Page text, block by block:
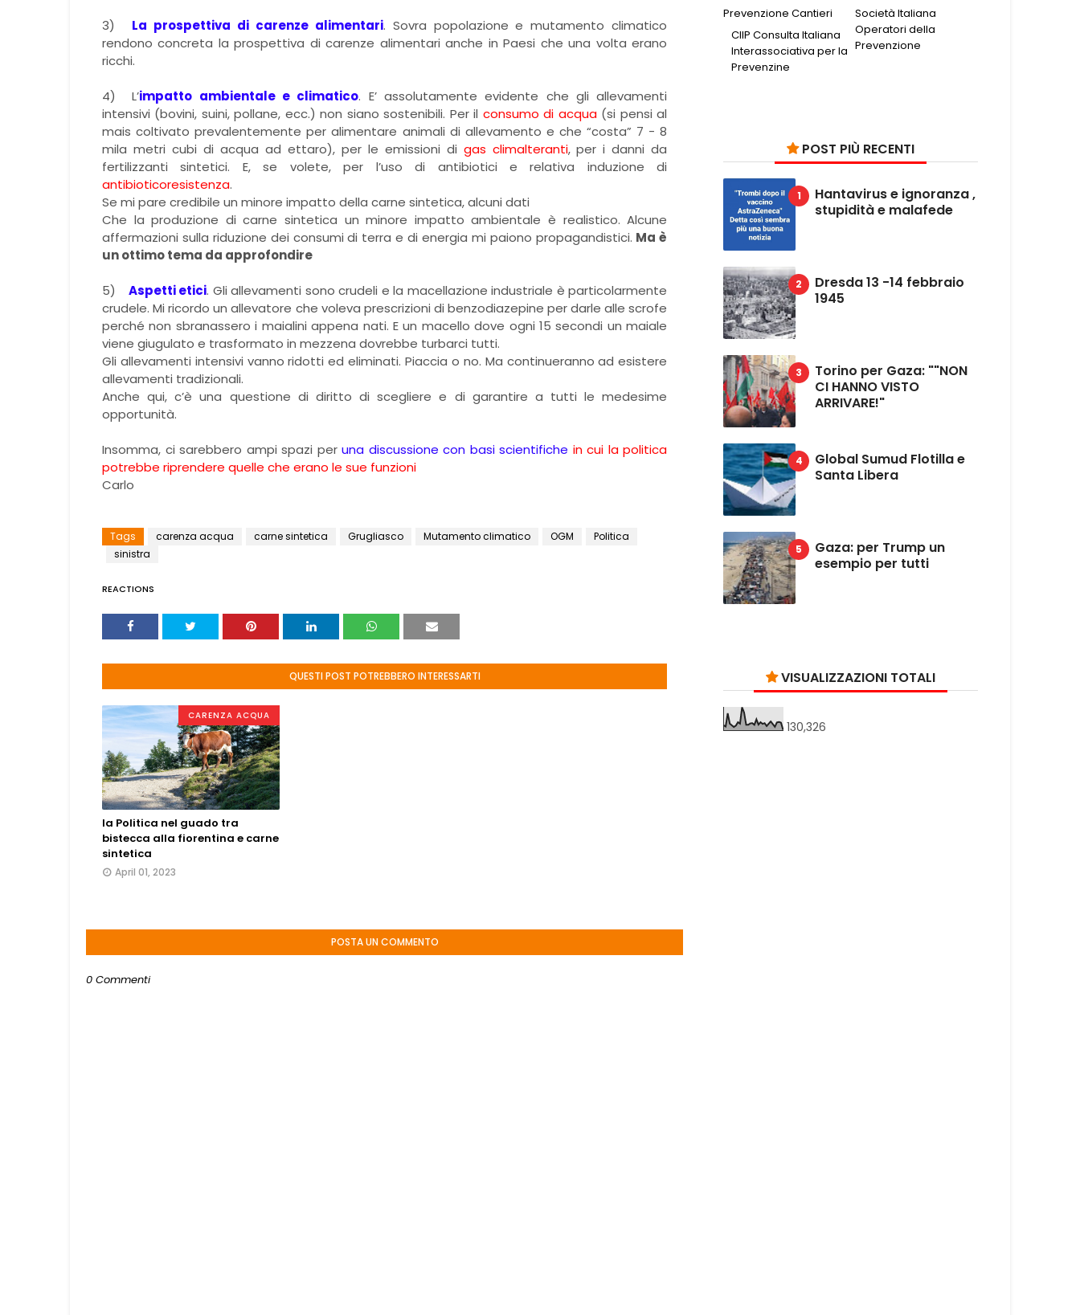
3) La prospettiva di carenze alimentari. Sovra popolazione e mutamento climatico
rendono concreta la prospettiva di carenze alimentari anche in Paesi che una volta erano
ricchi.
4) L’impatto ambientale e climatico. E’ assolutamente evidente che gli allevamenti
intensivi (bovini, suini, pollane, ecc.) non siano sostenibili. Per il consumo di acqua(si pensi al
mais coltivato prevalentemente per alimentare animali di allevamento e che “costa” 7 - 8
mila metri cubi di acqua ad ettaro), per le emissioni di gas climalteranti, per i danni da
fertilizzanti sintetici. E, se volete, per l’uso di antibiotici e relativa induzione di
antibioticoresistenza.
Se mi pare credibile un minore impatto della carne sintetica, alcuni dati
Che la produzione di carne sintetica un minore impatto ambientale è realistico. Alcune
affermazioni sulla riduzione dei consumi di terra e di energia mi paiono propagandistici. Ma è
un ottimo tema da approfondire
5) Aspetti etici. Gli allevamenti sono crudeli e la macellazione industriale è particolarmente
crudele. Mi ricordo un allevatore che voleva prescrizioni di benzodiazepine per darle alle scrofe
perché non sbranassero i maialini appena nati. E un macello dove ogni 15 secondi un maiale
viene giugulato e trasformato in mezzena dovrebbe turbarci tutti.
Gli allevamenti intensivi vanno ridotti ed eliminati. Piaccia o no. Ma continueranno ad esistere
allevamenti tradizionali.
Anche qui, c’è una questione di diritto di scegliere e di garantire a tutti le medesime
opportunità.
Insomma, ci sarebbero ampi spazi peruna discussione con basi scientifiche in cui la politica
potrebbe riprendere quelle che erano le sue funzioni
Carlo
Tags carenza acqua carne sintetica Grugliasco Mutamento climatico OGM
Politica
sinistra
REACTIONS
QUESTI POST POTREBBERO INTERESSARTI
CARENZA ACQUA
la Politica nel guado tra
bistecca alla fiorentina e carne
sintetica
April 01, 2023
POSTA UN COMMENTO
0 Commenti
Società Italiana
Operatori della
Prevenzione
Prevenzione Cantieri
CIIP Consulta Italiana
Interassociativa per la
Prevenzine
POST PIÙ RECENTI
Hantavirus e ignoranza ,
stupidità e malafede
Dresda 13 -14 febbraio
1945
Torino per Gaza: ""NON
CI HANNO VISTO
ARRIVARE!"
Global Sumud Flotilla e
Santa Libera
Gaza: per Trump un
esempio per tutti
VISUALIZZAZIONI TOTALI
130,326